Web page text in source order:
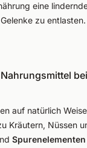
eine
zu entlasten.
auf natürlich
Kräutern, Nüssen
Spurenelementen